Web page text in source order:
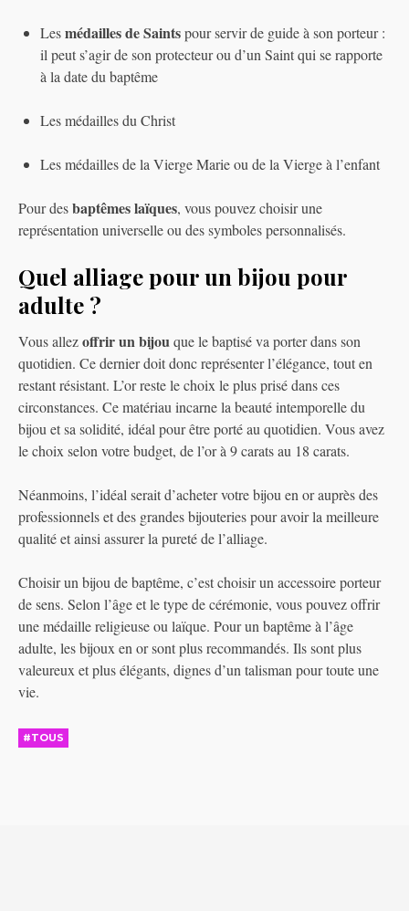
Lesmédailles de Saintspour servir de guide à son porteur :
il peut s’agir de son protecteur ou d’un Saint qui se rapporte
à la date du baptême
Les médailles du Christ
Les médailles de la Vierge Marie ou de la Vierge à l’enfant
Pour desbaptêmes laïques, vous pouvez choisir une
représentation universelle ou des symboles personnalisés.
Quel alliage pour un bijou pour
adulte ?
Vous allezoffrir un bijouque le baptisé va porter dans son
quotidien. Ce dernier doit donc représenter l’élégance, tout en
restant résistant. L’or reste le choix le plus prisé dans ces
circonstances. Ce matériau incarne la beauté intemporelle du
bijou et sa solidité, idéal pour être porté au quotidien. Vous avez
le choix selon votre budget, de l’or à 9 carats au 18 carats.
Néanmoins, l’idéal serait d’acheter votre bijou en or auprès des
professionnels et des grandes bijouteries pour avoir la meilleure
qualité et ainsi assurer la pureté de l’alliage.
Choisir un bijou de baptême, c’est choisir un accessoire porteur
de sens. Selon l’âge et le type de cérémonie, vous pouvez offrir
une médaille religieuse ou laïque. Pour un baptême à l’âge
adulte, les bijoux en or sont plus recommandés. Ils sont plus
valeureux et plus élégants, dignes d’un talisman pour toute une
vie.
#TOUS